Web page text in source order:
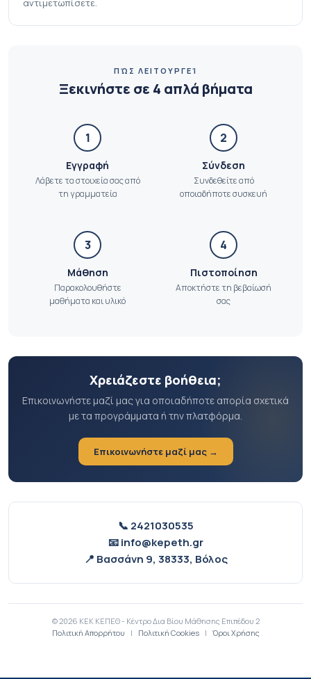
αντιμετωπίσετε.
ΠΏΣ ΛΕΙΤΟΥΡΓΕΊ
Ξεκινήστε σε 4 απλά βήματα
1
Εγγραφή
Λάβετε τα στοιχεία σας από
τη γραμματεία
2
Σύνδεση
Συνδεθείτε από
οποιαδήποτε συσκευή
3
Μάθηση
Παρακολουθήστε
μαθήματα και υλικό
4
Πιστοποίηση
Αποκτήστε τη βεβαίωσή
σας
Χρειάζεστε βοήθεια;
Επικοινωνήστε μαζί μας για οποιαδήποτε απορία σχετικά
με τα προγράμματα ή την πλατφόρμα.
Επικοινωνήστε μαζί μας →
📞 2421030535
📧 info@kepeth.gr
📍 Βασσάνη 9, 38333, Βόλος
© 2026 ΚΕΚ ΚΕΠΕΘ - Κέντρο Δια Βίου Μάθησης Επιπέδου 2
Πολιτική Απορρήτου
| Πολιτική Cookies | Όροι Χρήσης